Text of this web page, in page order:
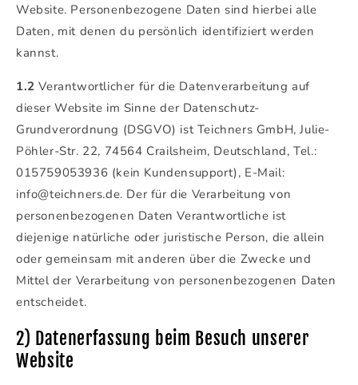
Website. Personenbezogene Daten sind hierbei alle
Daten, mit denen du persönlich identifiziert werden
kannst.
1.2 Verantwortlicher für die Datenverarbeitung auf
dieser Website im Sinne der Datenschutz-
Grundverordnung (DSGVO) ist Teichners GmbH, Julie-
Pöhler-Str. 22, 74564 Crailsheim, Deutschland, Tel.:
015759053936 (kein Kundensupport), E-Mail:
info@teichners.de. Der für die Verarbeitung von
personenbezogenen Daten Verantwortliche ist
diejenige natürliche oder juristische Person, die allein
oder gemeinsam mit anderen über die Zwecke und
Mittel der Verarbeitung von personenbezogenen Daten
entscheidet.
2) Datenerfassung beim Besuch unserer
Website